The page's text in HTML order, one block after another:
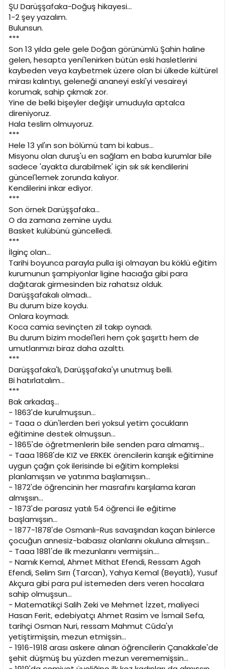
ŞU Darüşşafaka-Doğuş hikayesi...
1-2 şey yazalım.
Bulunsun.
***
Son 13 yılda gele gele Doğan görünümlü Şahin haline
gelen, hesapta yeni'lenirken bütün eski hasletlerini
kaybeden veya kaybetmek üzere olan bi ülkede kültürel
mirası kalıntıyı, geleneği ananeyi eski'yi vesaireyi
korumak, sahip çıkmak zor.
Yine de belki bişeyler değişir umuduyla aptalca
direniyoruz.
Hala teslim olmuyoruz.
***
Hele 13 yıl'ın son bölümü tam bi kabus...
Misyonu olan duruş'u en sağlam en baba kurumlar bile
sadece 'ayakta durabilmek' için sık sık kendilerini
güncel'lemek zorunda kalıyor.
Kendilerini inkar ediyor.
***
Son örnek Darüşşafaka...
O da zamana zemine uydu.
Basket kulübünü güncelledi.
***
İlginç olan...
Tarihi boyunca parayla pulla işi olmayan bu köklü eğitim
kurumunun şampiyonlar ligine hacıağa gibi para
dağıtarak girmesinden biz rahatsız olduk.
Darüşşafakalı olmadı...
Bu durum bize koydu.
Onlara koymadı.
Koca camia sevinçten zil takıp oynadı.
Bu durum bizim model'leri hem çok şaşırttı hem de
umutlarımızı biraz daha azalttı.
***
Darüşşafaka'lı, Darüşşafaka'yı unutmuş belli.
Bi hatırlatalım...
***
Bak arkadaş...
- 1863'de kurulmuşsun...
- Taaa o dün'lerden beri yoksul yetim çocukların
eğitimine destek olmuşsun...
- 1865'de öğretmenlerin bile senden para almamış...
- Taaa 1868'de KIZ ve ERKEK örencilerin karışık eğitimine
uygun çağın çok ilerisinde bi eğitim kompleksi
planlamışsın ve yatırıma başlamışsın...
- 1872'de öğrencinin her masrafını karşılama kararı
almışsın...
- 1873'de parasız yatılı 54 öğrenci ile eğitime
başlamışsın...
- 1877-1878'de Osmanlı-Rus savaşından kaçan binlerce
çocuğun annesiz-babasız olanlarını okuluna almışsın...
- Taaa 1881'de ilk mezunlarını vermişsin....
- Namık Kemal, Ahmet Mithat Efendi, Ressam Agah
Efendi, Selim Sırrı (Tarcan), Yahya Kemal (Beyatlı), Yusuf
Akçura gibi para pul istemeden ders veren hocalara
sahip olmuşsun...
- Matematikçi Salih Zeki ve Mehmet İzzet, maliyeci
Hasan Ferit, edebiyatçı Ahmet Rasim ve İsmail Sefa,
tarihçi Osman Nuri, ressam Mahmut Cûda'yı
yetiştirmişsin, mezun etmişsin...
- 1916-1918 arası askere alınan öğrencilerin Çanakkale'de
şehit düşmüş bu yüzden mezun verememişsin...